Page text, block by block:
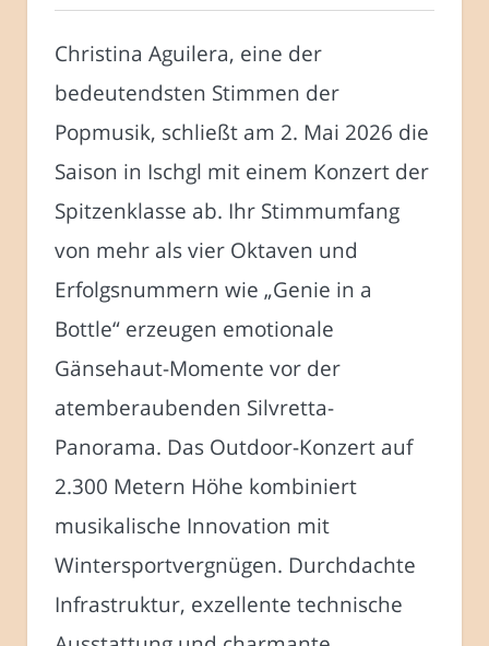
Christina Aguilera, eine der
bedeutendsten Stimmen der
Popmusik, schließt am 2. Mai 2026 die
Saison in Ischgl mit einem Konzert der
Spitzenklasse ab. Ihr Stimmumfang
von mehr als vier Oktaven und
Erfolgsnummern wie „Genie in a
Bottle“ erzeugen emotionale
Gänsehaut-Momente vor der
atemberaubenden Silvretta-
Panorama. Das Outdoor-Konzert auf
2.300 Metern Höhe kombiniert
musikalische Innovation mit
Wintersportvergnügen. Durchdachte
Infrastruktur, exzellente technische